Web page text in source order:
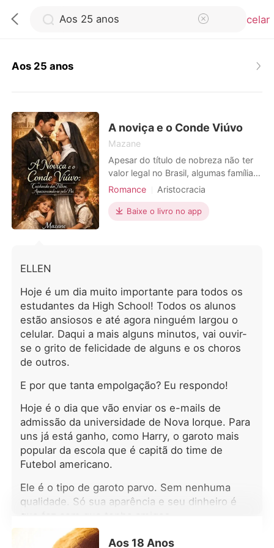
Cancelar
Loja
Histórico
Sair
Aos 25 anos
A noviça e o Conde Viúvo
Mazane
Apesar do título de nobreza não ter
valor legal no Brasil, algumas famílias
ainda mantém suas tradições e
Alencastro. Neste cenário, Maria
Clara, uma jovem professora e
Solar Alencastro, uma propriedade
imponente pertencente ao reservado
Conde Álvaro Alencastro, um homem
cuja frieza só não supera a frieza que
reina em sua própria casa. Após a
morte misteriosa de sua esposa, um
completamente os filhos pequenos.
As crianças, carentes e
indisciplinadas, já haviam expulsado
diversas babás. Ao chegar ao Solar,
Maria Clara encontra uma casa cheia
de sombras, mistério, regras rígidas e
crianças que só querem carinho e
atenção. Com sua alegria,
sensibilidade, ela vai conquistando
cada um deles e desperta algo
experimentou, sobretudo porque seu
Romance
Aristocracia
Encantadora
Urbano
Crescimento do personagem
Baixe o livro no app
ELLEN
Hoje é um dia muito importante para todos os
estudantes da High School! Todos os alunos
estão ansiosos e até agora ninguém largou o
celular. Daqui a mais alguns minutos, vai ouvir-
se o grito de felicidade de alguns e os choros
de outros.
E por que tanta empolgação? Eu respondo!
Hoje é o dia que vão enviar os e-mails de
admissão da universidade de Nova Iorque. Para
uns já está ganho, como Harry, o garoto mais
popular da escola que é capitã do time de
Futebol americano.
Ele é o tipo de garoto parvo. Sem nenhuma
qualidade. Só sua aparência e seu dinheiro é
que faz com que tenha amigos.
E falando dele, acaba de entrar na sala de aula
Aos 18 Anos